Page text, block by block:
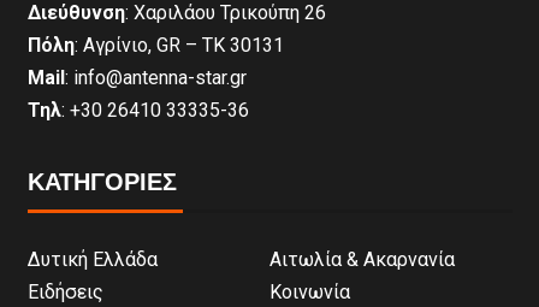
Διεύθυνση: Χαριλάου Τρικούπη 26
Πόλη: Αγρίνιο, GR – ΤΚ 30131
Mail: info@antenna-star.gr
Τηλ: +30 26410 33335-36
ΚΑΤΗΓΟΡΙΕΣ
Δυτική Ελλάδα
Αιτωλία & Ακαρνανία
Ειδήσεις
Κοινωνία